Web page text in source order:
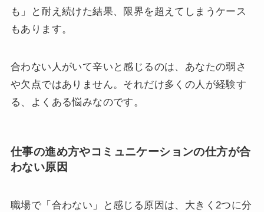
も」と耐え続けた結果、限界を超えてしまうケース
もあります。
合わない人がいて辛いと感じるのは、あなたの弱さ
や欠点ではありません。それだけ多くの人が経験す
る、よくある悩みなのです。
仕事の進め方やコミュニケーションの仕方が合
わない原因
職場で「合わない」と感じる原因は、大きく2つに分